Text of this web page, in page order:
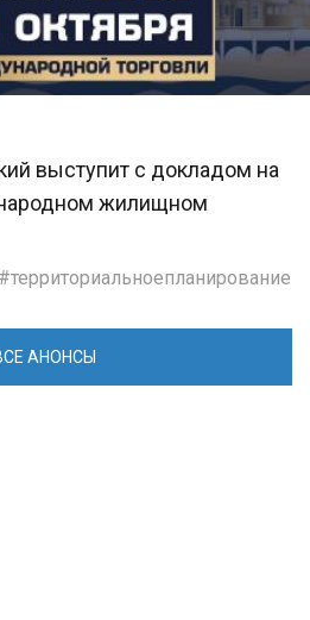
выступит с докладом на
жилищном
территориальноепланирование
АНОНСЫ